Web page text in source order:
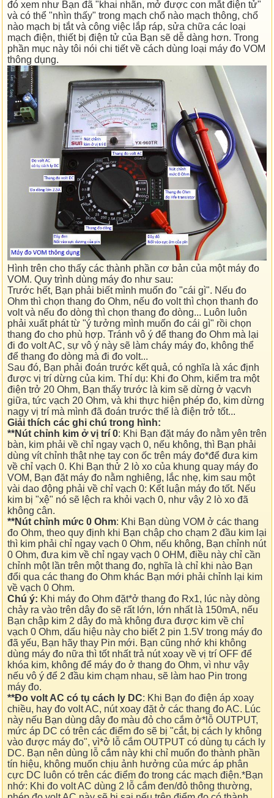
đó xem như Bạn đã "khai nhãn, mở được con mắt điện tử"
và có thể "nhìn thấy" trong mạch chổ nào mạch thông, chổ
nào mạch bị tắt và công việc lắp ráp, sửa chữa các loại
mạch điện, thiết bị điện tử của Bạn sẽ dễ dàng hơn. Trong
phần mục này tôi nói chi tiết về cách dùng loại máy đo VOM
thông dụng.
Hình trên cho thấy các thành phần cơ bản của một máy đo
VOM. Quy trình dùng máy đo như sau:
Trước hết, Bạn phải biết mình muốn đo "cái gì". Nếu đo
Ohm thì chọn thang đo Ohm, nếu đo volt thì chọn thanh đo
volt và nếu đo dòng thì chọn thang đo dòng... Luôn luôn
phải xuất phát từ "ý tưởng mình muốn đo cái gì" rồi chọn
thang đo cho phù hợp. Tránh vô ý để thang đo Ohm mà lại
đi đo volt AC, sự vô ý này sẽ làm cháy máy đo, không thể
để thang đo dòng mà đi đo volt...
Sau đó, Bạn phải đoán trước kết quả, có nghĩa là xác định
được vị trí dừng của kim. Thí dụ: Khi đo Ohm, kiểm tra một
điện trở 20 Ohm, Bạn thấy trước là kim sẽ dừng ở vạcvh
giữa, tức vạch 20 Ohm, và khi thực hiện phép đo, kim dừng
nagy vị trí mà mình đã đoán trước thế là điện trở tốt...
Giải thích các ghi chú trong hình:
**Nút chỉnh kim ở vị trí 0: Khi Bạn đặt máy đo nằm yên trên
bàn, kim phải về chỉ ngay vạch 0, nếu không, thì Bạn phải
dùng vít chỉnh thật nhẹ tay con ốc trên máy đo*để đưa kim
về chỉ vạch 0. Khi Bạn thử 2 lò xo của khung quay máy đo
VOM, Bạn đặt máy đo nằm nghiêng, lắc nhẹ, kim sau một
vài dao động phải về chỉ vạch 0: Kết luận máy đo tốt. Nếu
kim bị "xệ" nó sẽ lệch ra khỏi vạch 0, như vậy 2 lò xo đã
không cân.
**Nút chỉnh mức 0 Ohm: Khi Bạn dùng VOM ở các thang
đo Ohm, theo quy định khi Bạn chập cho chạm 2 đầu kim lại
thì kim phải chỉ ngay vạch 0 Ohm, nếu không, Bạn chỉnh nút
0 Ohm, đưa kim về chỉ ngay vạch 0 OHM, điều này chỉ cần
chỉnh một lần trên một thang đo, nghĩa là chỉ khi nào Bạn
đổi qua các thang đo Ohm khác Bạn mới phải chỉnh lại kim
về vạch 0 Ohm.
Chú ý: Khi máy đo Ohm đặt*ở thang đo Rx1, lúc này dòng
chảy ra vào trên dây đo sẽ rất lớn, lớn nhất là 150mA, nếu
Bạn chập kim 2 dây đo mà không đưa được kim về chỉ
vạch 0 Ohm, dấu hiệu này cho biết 2 pin 1.5V trong máy đo
đã yếu, Bạn hãy thay Pin mới. Bạn cũng nhớ khi không
dùng máy đo nữa thì tốt nhất trả nút xoay về vị trí OFF để
khóa kim, không để máy đo ở thang đo Ohm, vì như vậy
nếu vô ý để 2 đầu kim chạm nhau, sẽ làm hao Pin trong
máy đo.
**Đo volt AC có tụ cách ly DC: Khi Bạn đo điện áp xoay
chiều, hay đo volt AC, nút xoay đặt ở các thang đo AC. Lúc
này nếu Bạn dùng dây đo màu đỏ cho cắm ở*lỗ OUTPUT,
mức áp DC có trên các điểm đo sẽ bị "cắt, bị cách ly không
vào được máy đo", vì*ở lỗ cắm OUTPUT có dùng tụ cách ly
DC. Bạn nên dùng lỗ cắm này khi chỉ muốn đo thành phần
tín hiệu, không muốn chịu ảnh hưởng của mức áp phân
cực DC luôn có trên các điểm đo trong các mạch điện.*Bạn
nhớ: Khi đo volt AC dùng 2 lỗ cắm đen/đỏ thông thường,